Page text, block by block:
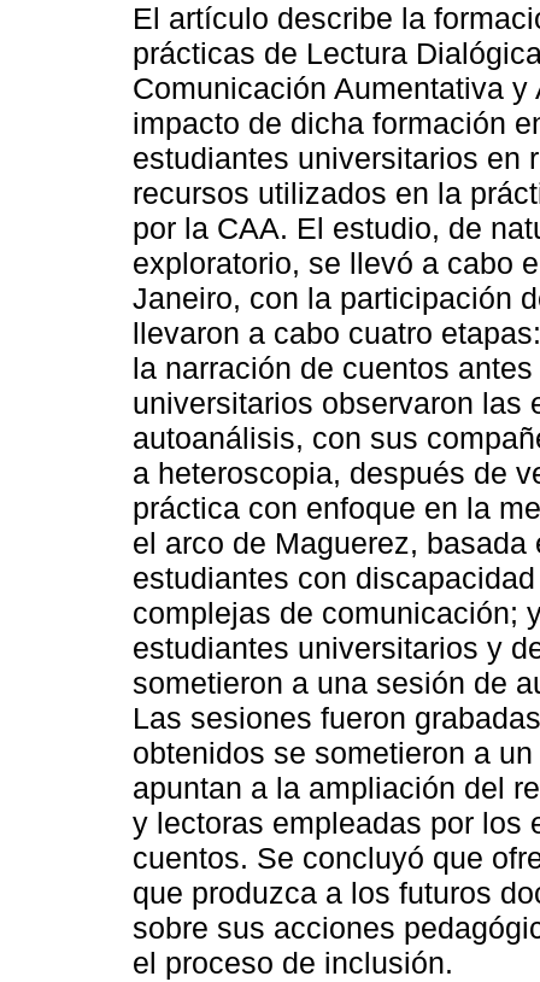
El artículo describe la
prácticas de Lectura
Comunicación Aumentativa
impacto de dicha formación
estudiantes universitarios en
recursos utilizados en la
por la CAA. El estudio, de
exploratorio, se llevó a cabo
Janeiro, con la participación
llevaron a cabo cuatro
la narración de cuentos
universitarios observaron las
autoanálisis, con sus
a heteroscopia, después de
práctica con enfoque en la
el arco de Maguerez,
estudiantes con
complejas de comunicación;
estudiantes universitarios y
sometieron a una sesión de
Las sesiones fueron
obtenidos se sometieron a
apuntan a la ampliación del
y lectoras empleadas por los
cuentos. Se concluyó que
que produzca a los futuros
sobre sus acciones
el proceso de inclusión.